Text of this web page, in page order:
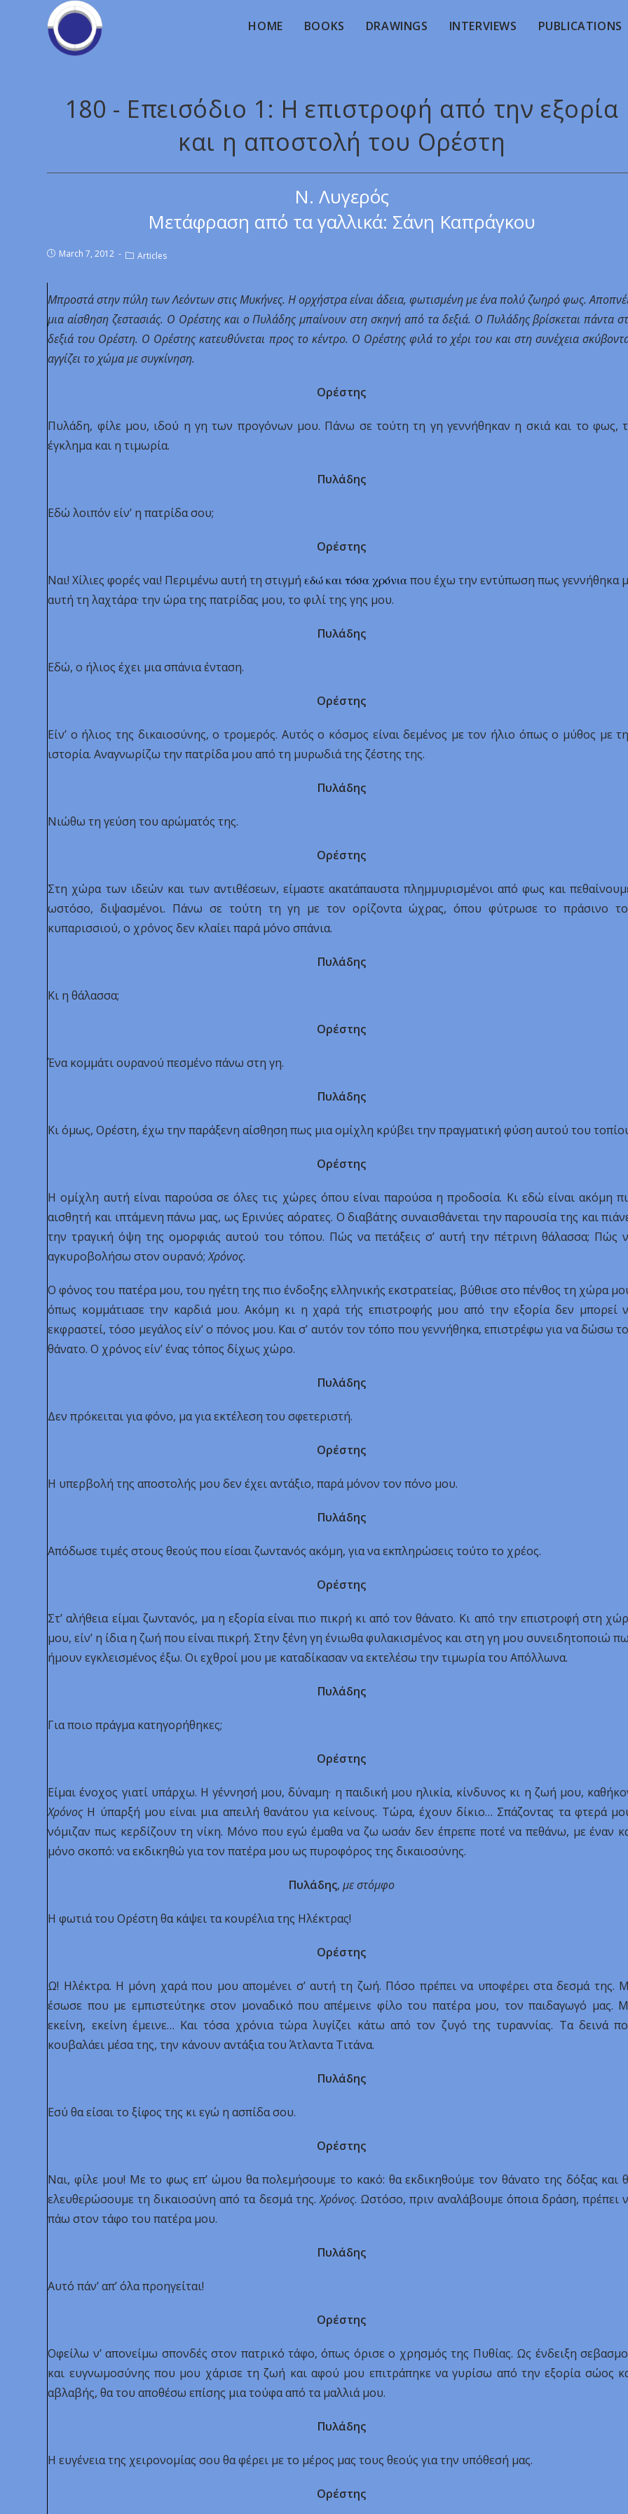
HOME BOOKS DRAWINGS INTERVIEWS PUBLICATIONS
180 - Επεισόδιο 1: Η επιστροφή από την εξορία
και η αποστολή του Ορέστη
Ν. Λυγερός
Μετάφραση από τα γαλλικά: Σάνη Καπράγκου
March 7, 2012 Articles
Μπροστά στην πύλη των Λεόντων στις Μυκήνες. Η ορχήστρα είναι άδεια, φωτισμένη με ένα πολύ ζωηρό φως.
μια αίσθηση ζεστασιάς. Ο Ορέστης και ο Πυλάδης μπαίνουν στη σκηνή από τα δεξιά. Ο Πυλάδης βρίσκεται πάντα
δεξιά του Ορέστη. Ο Ορέστης κατευθύνεται προς το κέντρο. Ο Ορέστης φιλά το χέρι του και στη συνέχεια
αγγίζει το χώμα με συγκίνηση.
Ορέστης
Πυλάδη, φίλε μου, ιδού η γη των προγόνων μου. Πάνω σε τούτη τη γη γεννήθηκαν η σκιά και το φως,
έγκλημα και η τιμωρία.
Πυλάδης
Εδώ λοιπόν είν’ η πατρίδα σου;
Ορέστης
Ναι! Χίλιες φορές ναι! Περιμένω αυτή τη στιγμή εδώ και τόσα χρόνιαπου έχω την εντύπωση πως γεννήθηκα
αυτή τη λαχτάρα· την ώρα της πατρίδας μου, το φιλί της γης μου.
Πυλάδης
Εδώ, ο ήλιος έχει μια σπάνια ένταση.
Ορέστης
Είν’ ο ήλιος της δικαιοσύνης, ο τρομερός. Αυτός ο κόσμος είναι δεμένος με τον ήλιο όπως ο μύθος με
ιστορία. Αναγνωρίζω την πατρίδα μου από τη μυρωδιά της ζέστης της.
Πυλάδης
Νιώθω τη γεύση του αρώματός της.
Ορέστης
Στη χώρα των ιδεών και των αντιθέσεων, είμαστε ακατάπαυστα πλημμυρισμένοι από φως και
ωστόσο, διψασμένοι. Πάνω σε τούτη τη γη με τον ορίζοντα ώχρας, όπου φύτρωσε το πράσινο
κυπαρισσιού, ο χρόνος δεν κλαίει παρά μόνο σπάνια.
Πυλάδης
Κι η θάλασσα;
Ορέστης
Ένα κομμάτι ουρανού πεσμένο πάνω στη γη.
Πυλάδης
Κι όμως, Ορέστη, έχω την παράξενη αίσθηση πως μια ομίχλη κρύβει την πραγματική φύση αυτού του
Ορέστης
Η ομίχλη αυτή είναι παρούσα σε όλες τις χώρες όπου είναι παρούσα η προδοσία. Κι εδώ είναι ακόμη
αισθητή και ιπτάμενη πάνω μας, ως Ερινύες αόρατες. Ο διαβάτης συναισθάνεται την παρουσία της και
την τραγική όψη της ομορφιάς αυτού του τόπου. Πώς να πετάξεις σ’ αυτή την πέτρινη θάλασσα; Πώς
αγκυροβολήσω στον ουρανό;Χρόνος.
Ο φόνος του πατέρα μου, του ηγέτη της πιο ένδοξης ελληνικής εκστρατείας, βύθισε στο πένθος τη χώρα
όπως κομμάτιασε την καρδιά μου. Ακόμη κι η χαρά τής επιστροφής μου από την εξορία δεν μπορεί
εκφραστεί, τόσο μεγάλος είν’ ο πόνος μου. Και σ’ αυτόν τον τόπο που γεννήθηκα, επιστρέφω για να δώσω
θάνατο. Ο χρόνος είν’ ένας τόπος δίχως χώρο.
Πυλάδης
Δεν πρόκειται για φόνο, μα για εκτέλεση του σφετεριστή.
Ορέστης
Η υπερβολή της αποστολής μου δεν έχει αντάξιο, παρά μόνον τον πόνο μου.
Πυλάδης
Απόδωσε τιμές στους θεούς που είσαι ζωντανός ακόμη, για να εκπληρώσεις τούτο το χρέος.
Ορέστης
Στ’ αλήθεια είμαι ζωντανός, μα η εξορία είναι πιο πικρή κι από τον θάνατο. Κι από την επιστροφή στη
μου, είν’ η ίδια η ζωή που είναι πικρή. Στην ξένη γη ένιωθα φυλακισμένος και στη γη μου συνειδητοποιώ
ήμουν εγκλεισμένος έξω. Οι εχθροί μου με καταδίκασαν να εκτελέσω την τιμωρία του Απόλλωνα.
Πυλάδης
Για ποιο πράγμα κατηγορήθηκες;
Ορέστης
Είμαι ένοχος γιατί υπάρχω. Η γέννησή μου, δύναμη· η παιδική μου ηλικία, κίνδυνος κι η ζωή μου,
Χρόνος Η ύπαρξή μου είναι μια απειλή θανάτου για κείνους. Τώρα, έχουν δίκιο… Σπάζοντας τα φτερά
νόμιζαν πως κερδίζουν τη νίκη. Μόνο που εγώ έμαθα να ζω ωσάν δεν έπρεπε ποτέ να πεθάνω, με έναν
μόνο σκοπό: να εκδικηθώ για τον πατέρα μου ως πυροφόρος της δικαιοσύνης.
Πυλάδης, με στόμφο
Η φωτιά του Ορέστη θα κάψει τα κουρέλια της Ηλέκτρας!
Ορέστης
Ω! Ηλέκτρα. Η μόνη χαρά που μου απομένει σ’ αυτή τη ζωή. Πόσο πρέπει να υποφέρει στα δεσμά της.
έσωσε που με εμπιστεύτηκε στον μοναδικό που απέμεινε φίλο του πατέρα μου, τον παιδαγωγό μας.
εκείνη, εκείνη έμεινε… Και τόσα χρόνια τώρα λυγίζει κάτω από τον ζυγό της τυραννίας. Τα δεινά
κουβαλάει μέσα της, την κάνουν αντάξια του Άτλαντα Τιτάνα.
Πυλάδης
Εσύ θα είσαι το ξίφος της κι εγώ η ασπίδα σου.
Ορέστης
Ναι, φίλε μου! Με το φως επ’ ώμου θα πολεμήσουμε το κακό: θα εκδικηθούμε τον θάνατο της δόξας και
ελευθερώσουμε τη δικαιοσύνη από τα δεσμά της.Χρόνος. Ωστόσο, πριν αναλάβουμε όποια δράση, πρέπει
πάω στον τάφο του πατέρα μου.
Πυλάδης
Αυτό πάν’ απ’ όλα προηγείται!
Ορέστης
Οφείλω ν’ απονείμω σπονδές στον πατρικό τάφο, όπως όρισε ο χρησμός της Πυθίας. Ως ένδειξη
και ευγνωμοσύνης που μου χάρισε τη ζωή και αφού μου επιτράπηκε να γυρίσω από την εξορία σώος
αβλαβής, θα του αποθέσω επίσης μια τούφα από τα μαλλιά μου.
Πυλάδης
Η ευγένεια της χειρονομίας σου θα φέρει με το μέρος μας τους θεούς για την υπόθεσή μας.
Ορέστης